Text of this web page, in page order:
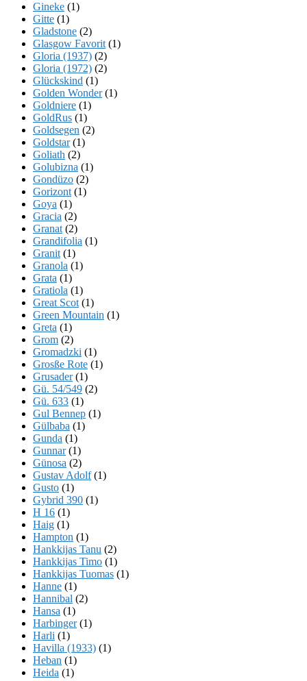
Gineke (1)
Gitte (1)
Gladstone (2)
Glasgow Favorit (1)
Gloria (1937) (2)
Gloria (1972) (2)
Glückskind (1)
Golden Wonder(1)
Goldniere (1)
GoldRus (1)
Goldsegen (2)
Goldstar(1)
Goliath (2)
Golubizna (1)
Gondüzo (2)
Gorizont (1)
Goya (1)
Gracia (2)
Granat (2)
Grandifolia (1)
Granit (1)
Granola (1)
Grata (1)
Gratiola (1)
Great Scot (1)
Green Mountain (1)
Greta (1)
Grom (2)
Gromadzki (1)
Grosße Rote (1)
Grusader(1)
Gü. 54/549 (2)
Gü. 633 (1)
Gul Bennep (1)
Gülbaba (1)
Gunda (1)
Gunnar(1)
Günosa (2)
Gustav Adolf(1)
Gusto (1)
Gybrid 390 (1)
H 16 (1)
Haig (1)
Hampton (1)
Hankkijas Tanu (2)
Hankkijas Timo (1)
Hankkijas Tuomas (1)
Hanne (1)
Hannibal (2)
Hansa (1)
Harbinger(1)
Harli (1)
Havilla (1933) (1)
Heban (1)
Heida (1)